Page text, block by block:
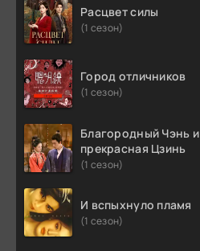
Расцвет силы
(1 сезон)
Город отличников
(1 сезон)
Благородный Чэнь и
прекрасная Цзинь
(1 сезон)
И вспыхнуло пламя
(1 сезон)